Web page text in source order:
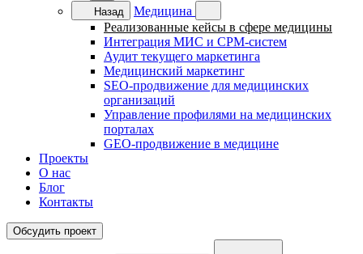
Назад
Медицина
Реализованные кейсы в сфере медицины
Интеграция МИС и СРМ-систем
Аудит текущего маркетинга
Медицинский маркетинг
SEO-продвижение для медицинских
организаций
Управление профилями на медицинских
порталах
GEO-продвижение в медицине
Проекты
О нас
Блог
Контакты
Обсудить проект